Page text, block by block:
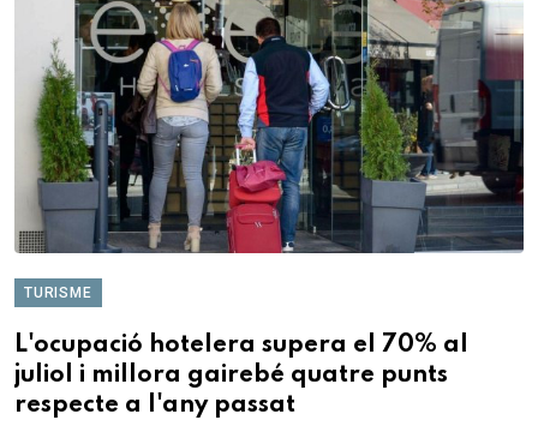
TURISME
L'ocupació hotelera supera el 70% al
juliol i millora gairebé quatre punts
respecte a l'any passat